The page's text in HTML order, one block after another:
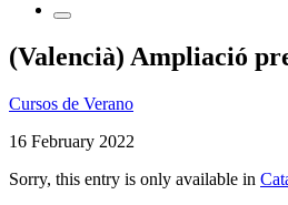
(Valencià) Ampliació
Cursos de Verano
16 February 2022
Sorry, this entry is only available in